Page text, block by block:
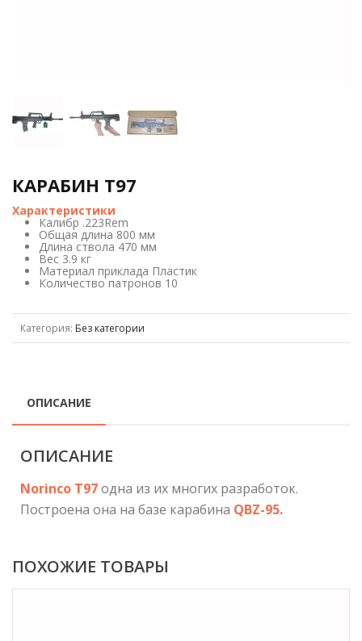
КАРАБИН T97
Характеристики
Калибр .223Rem
Общая длина 800 мм
Длина ствола 470 мм
Вес 3.9 кг
Материал приклада Пластик
Количество патронов 10
Категория: Без категории
ОПИСАНИЕ
ОПИСАНИЕ
Norinco T97одна из их многих разработок.
Построена она на базе карабина QBZ-95.
ПОХОЖИЕ ТОВАРЫ